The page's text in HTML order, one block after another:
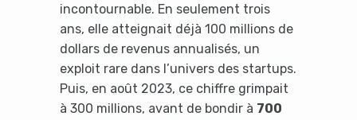
incontournable. En seulement trois
ans, elle atteignait déjà 100 millions de
dollars de revenus annualisés, un
exploit rare dans l’univers des startups.
Puis, en août 2023, ce chiffre grimpait
à 300 millions, avant de bondir à 700